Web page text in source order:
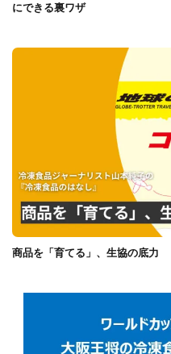
にできる裏ワザ
商品を「育てる」、生協の底力